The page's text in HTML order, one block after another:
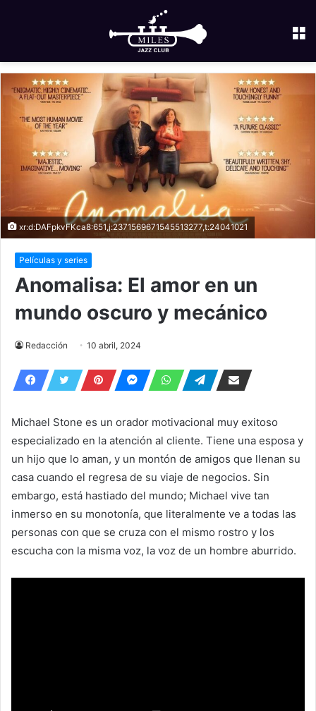
xr:d:DAFpkvFKca8:651,j:2371569671545513277,t:24041021
Películas y series
Anomalisa: El amor en un
mundo oscuro y mecánico
Redacción 10 abril, 2024
Michael Stone es un orador motivacional muy exitoso
especializado en la atención al cliente. Tiene una esposa y
un hijo que lo aman, y un montón de amigos que llenan su
casa cuando el regresa de su viaje de negocios. Sin
embargo, está hastiado del mundo; Michael vive tan
inmerso en su monotonía, que literalmente ve a todas las
personas con que se cruza con el mismo rostro y los
escucha con la misma voz, la voz de un hombre aburrido.